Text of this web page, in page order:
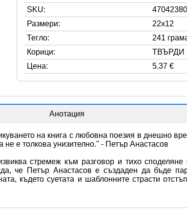
SKU:
Размери:
22x12
Тегло:
241
Корици:
ТВЪРДИ
Цена:
5.37 €
Анотация
на книга с любовна поезия в днешно
не е толкова унизително." - Петър Анастасов
стремеж към разговор и тихо
че Петър Анастасов е създаден да бъде
където суетата и шаблонните страсти